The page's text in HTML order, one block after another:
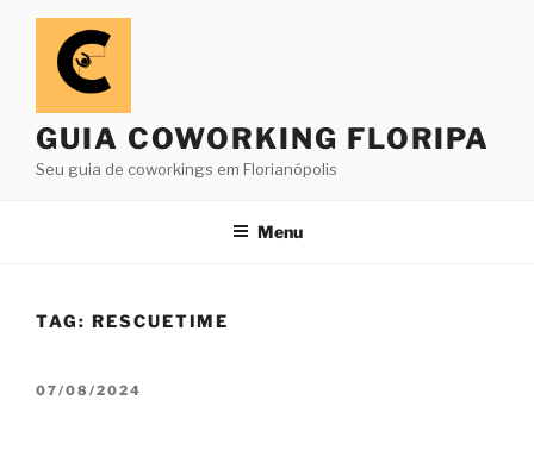
Pular
conteúdo
GUIA COWORKING FLORIPA
Seu guia de coworkings em Florianópolis
Menu
TAG: RESCUETIME
PUBLICADO
07/08/2024